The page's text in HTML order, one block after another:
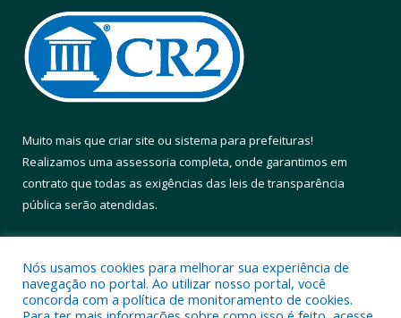
Muito mais que criar site ou sistema para prefeituras!
Realizamos uma assessoria completa, onde garantimos em
contrato que todas as exigências das leis de transparência
pública serão atendidas.
Nós usamos cookies para melhorar sua experiência de
navegação no portal. Ao utilizar nosso portal, você
concorda com a política de monitoramento de cookies.